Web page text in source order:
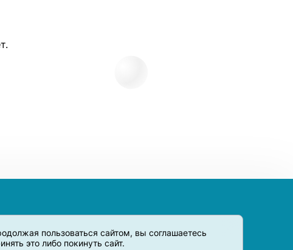
пользоваться сайтом, вы соглашаетесь
это либо покинуть сайт.